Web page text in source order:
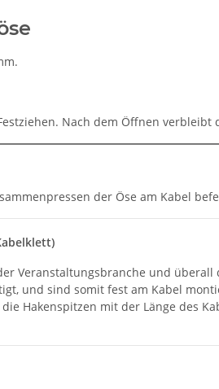
Nach dem Öffnen
der Öse am Kabel
Veranstaltungsbranche und
und sind somit fest am Kabel
Hakenspitzen mit der Länge des